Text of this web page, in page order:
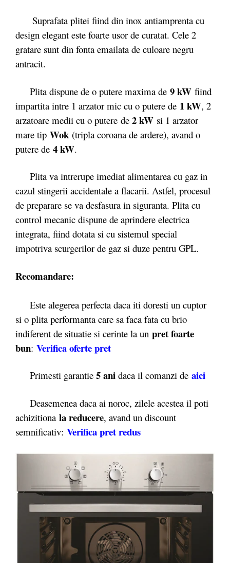
Suprafata plitei fiind din inox antiamprenta cu
design elegant este foarte usor de curatat. Cele 2
gratare sunt din fonta emailata de culoare negru
antracit.
Plita dispune de o putere maxima de 9 kW fiind
impartita intre 1 arzator mic cu o putere de 1 kW, 2
arzatoare medii cu o putere de 2 kW si 1 arzator
mare tip Wok (tripla coroana de ardere), avand o
putere de 4 kW.
Plita va intrerupe imediat alimentarea cu gaz in
cazul stingerii accidentale a flacarii. Astfel, procesul
de preparare se va desfasura in siguranta. Plita cu
control mecanic dispune de aprindere electrica
integrata, fiind dotata si cu sistemul special
impotriva scurgerilor de gaz si duze pentru GPL.
Recomandare:
Este alegerea perfecta daca iti doresti un cuptor
si o plita performanta care sa faca fata cu brio
indiferent de situatie si cerinte la un pret foarte
bun: Verifica oferte pret
Primesti garantie 5 ani daca il comanzi de aici
Deasemenea daca ai noroc, zilele acestea il poti
achizitiona la reducere, avand un discount
semnificativ: Verifica pret redus